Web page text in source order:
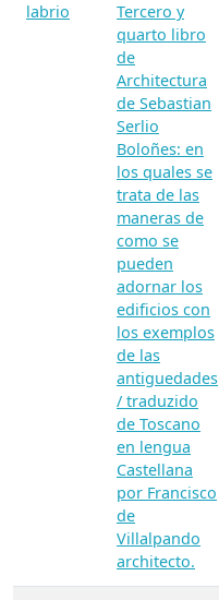
labrio
Tercero y
quarto libro
de
Architectura
de Sebastian
Serlio
Boloñes: en
los quales se
trata de las
maneras de
como se
pueden
adornar los
edificios con
los exemplos
de las
antiguedades
/ traduzido
de Toscano
en lengua
Castellana
por Francisco
de
Villalpando
architecto.